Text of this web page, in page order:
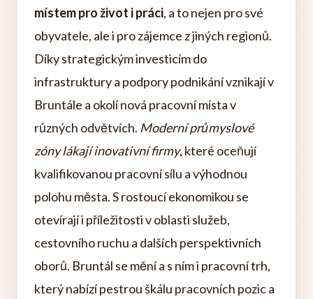
místem pro život i práci, a to nejen pro své
obyvatele, ale i pro zájemce z jiných regionů.
Díky strategickým investicím do
infrastruktury a podpory podnikání vznikají v
Bruntále a okolí nová pracovní místa v
různých odvětvích. Moderní průmyslové
zóny lákají inovativní firmy, které oceňují
kvalifikovanou pracovní sílu a výhodnou
polohu města. S rostoucí ekonomikou se
otevírají i příležitosti v oblasti služeb,
cestovního ruchu a dalších perspektivních
oborů. Bruntál se mění a s ním i pracovní trh,
který nabízí pestrou škálu pracovních pozic a